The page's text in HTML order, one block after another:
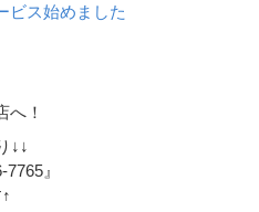
ビス始めました
へ！
↓↓
』